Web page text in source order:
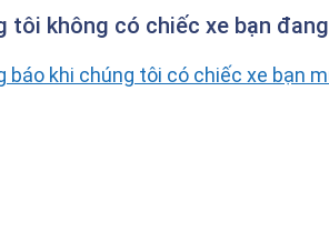
tôi không có chiếc xe bạn
báo khi chúng tôi có chiếc xe bạn